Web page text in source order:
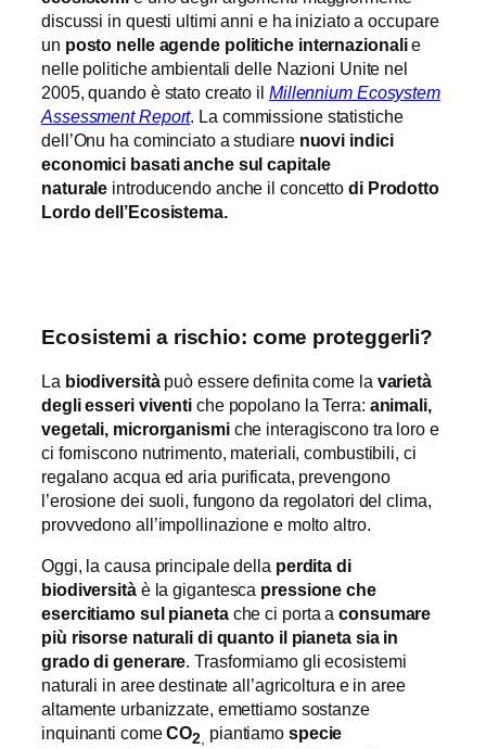
discussi in questi ultimi anni e ha iniziato a occupare
un posto nelle agende politiche internazionalie
nelle politiche ambientali delle Nazioni Unite nel
2005, quando è stato creato il Millennium Ecosystem
Assessment Report. La commissione statistiche
dell’Onu ha cominciato a studiare nuovi indici
economici basati anche sul capitale
naturale introducendo anche il concetto di Prodotto
Lordo dell’Ecosistema.
Ecosistemi a rischio: come proteggerli?
La biodiversitàpuò essere definita come la varietà
degli esseri viventi che popolano la Terra: animali,
vegetali, microrganismiche interagiscono tra loro e
ci forniscono nutrimento, materiali, combustibili, ci
regalano acqua ed aria purificata, prevengono
l’erosione dei suoli, fungono da regolatori del clima,
provvedono all’impollinazione e molto altro.
Oggi, la causa principale della perdita di
biodiversitàè la gigantesca pressione che
esercitiamo sul pianeta che ci porta a consumare
più risorse naturali di quanto il pianeta sia in
grado di generare. Trasformiamo gli ecosistemi
naturali in aree destinate all’agricoltura e in aree
altamente urbanizzate, emettiamo sostanze
inquinanti comeCO2, piantiamo specie